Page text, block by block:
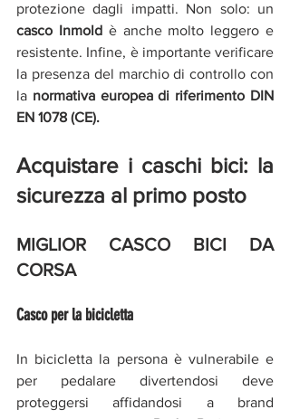
casco Inmold è anche molto leggero e
resistente. Infine, è importante verificare
la presenza del marchio di controllo con
la normativa europea di riferimento DIN
EN 1078 (CE).
Acquistare i caschi bici: la
sicurezza al primo posto
MIGLIOR CASCO BICI DA
CORSA
Casco per la bicicletta
In bicicletta la persona è vulnerabile e
per pedalare divertendosi deve
proteggersi affidandosi a brand